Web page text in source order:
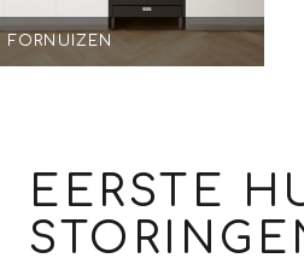
FORNUIZEN
EERSTE